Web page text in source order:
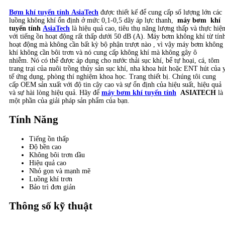
Bơm khí tuyến tính AsiaTech được thiết kế để cung cấp số lượng lớn các
luồng không khí ổn định ở mức 0,1-0,5 dãy áp lực thanh, máy bơm khí
tuyến tính AsiaTech là hiệu quả cao, tiêu thụ năng lượng thấp và thực hiện
với tiếng ồn hoạt động rất thấp dưới 50 dB (A). Máy bơm không khí từ
hoạt động mà không cần bất kỳ bộ phận trượt nào , vì vậy máy bơm không
khí không cần bôi trơn và nó cung cấp không khí mà không gây ô
nhiễm. Nó có thể được áp dụng cho nước thải sục khí, bể tự hoại, cá, tôm
trang trại của nuôi trồng thủy sản sục khí, nha khoa hút hoặc ENT hút của
tế ứng dụng, phòng thí nghiệm khoa học. Trang thiết bị. Chúng tôi cung
cấp OEM sản xuất với độ tin cậy cao và sự ổn định của hiệu suất, hiệu quả
và sự hài lòng hiệu quả. Hãy để máy bơm khí tuyến tính ASIATECH là
một phần của giải pháp sản phẩm của bạn.
Tính Năng
Tiếng ồn thấp
Độ bền cao
Không bôi trơn dầu
Hiệu quả cao
Nhỏ gọn và mạnh mẽ
Luồng khí trơn
Bảo trì đơn giản
Thông số kỹ thuật